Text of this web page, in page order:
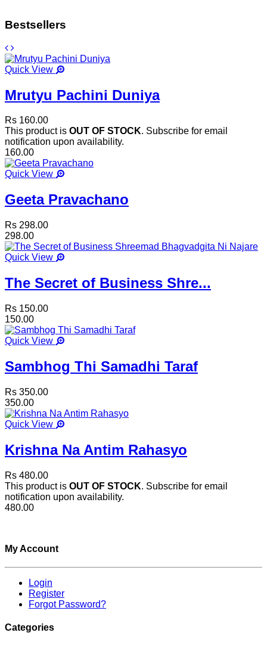
Bestsellers
Quick View
Mrutyu Pachini Duniya
Rs 160.00
This product is OUT OF STOCK. Subscribe for email
notification upon availability.
160.00
Quick View
Geeta Pravachano
Rs 298.00
298.00
Quick View
The Secret of Business Shre...
Rs 150.00
150.00
Quick View
Sambhog Thi Samadhi Taraf
Rs 350.00
350.00
Quick View
Krishna Na Antim Rahasyo
Rs 480.00
This product is OUT OF STOCK. Subscribe for email
notification upon availability.
480.00
My Account
Login
Register
Forgot Password?
Categories